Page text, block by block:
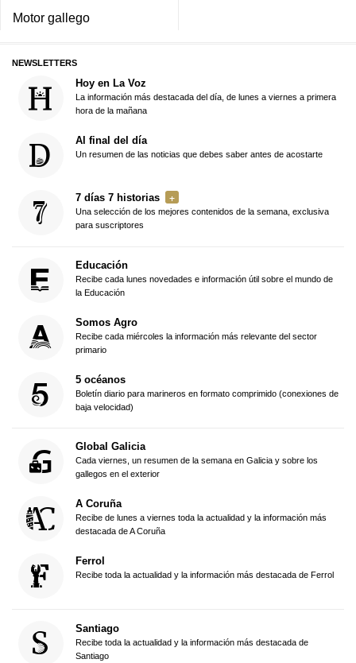
Motor gallego
NEWSLETTERS
Hoy en La Voz
La información más destacada del día, de lunes a viernes a primera
hora de la mañana
Al final del día
Un resumen de las noticias que debes saber antes de acostarte
7 días 7 historias
Una selección de los mejores contenidos de la semana, exclusiva
para suscriptores
Educación
Recibe cada lunes novedades e información útil sobre el mundo de
la Educación
Somos Agro
Recibe cada miércoles la información más relevante del sector
primario
5 océanos
Boletín diario para marineros en formato comprimido (conexiones de
baja velocidad)
Global Galicia
Cada viernes, un resumen de la semana en Galicia y sobre los
gallegos en el exterior
A Coruña
Recibe de lunes a viernes toda la actualidad y la información más
destacada de A Coruña
Ferrol
Recibe toda la actualidad y la información más destacada de Ferrol
Santiago
Recibe toda la actualidad y la información más destacada de
Santiago